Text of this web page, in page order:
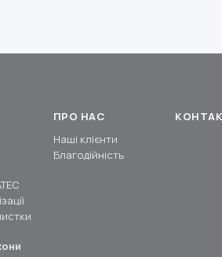
ПРО НАС
Наші клієнти
Благодійність